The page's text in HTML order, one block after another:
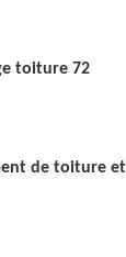
toiture 72
de toiture